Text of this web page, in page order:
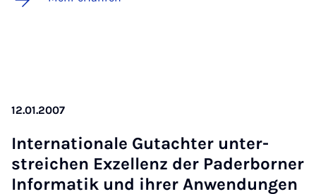
12.01.2007
In­ter­na­ti­o­na­le Gut­ach­ter un­ter­
strei­chen Ex­zel­lenz der Pa­der­bor­ner
In­for­ma­tik und ih­rer An­wen­dun­gen